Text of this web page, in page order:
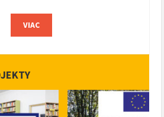
VIAC